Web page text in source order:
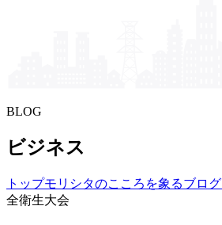
BLOG
ビジネス
トップモリシタの​こころを​象る​ブログ
全衛生大会